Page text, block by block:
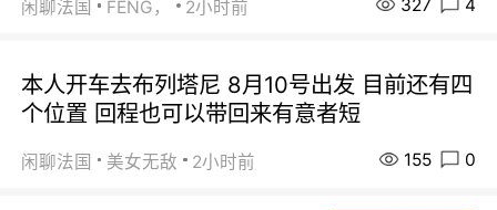
闲聊法国 FENG， 2小时前 327 4
本人开车去布列塔尼 8月10号出发 目前还有四
个位置 回程也可以带回来有意者短
闲聊法国 美女无敌 2小时前 155 0